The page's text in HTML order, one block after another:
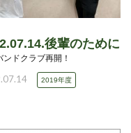
後輩のために
ンドクラブ再開！
2019年度